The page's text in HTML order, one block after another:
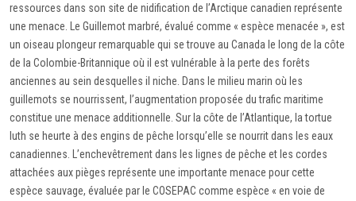
ressources dans son site de nidification de l’Arctique canadien représente
une menace. Le Guillemot marbré, évalué comme « espèce menacée », est
un oiseau plongeur remarquable qui se trouve au Canada le long de la côte
de la Colombie-Britannique où il est vulnérable à la perte des forêts
anciennes au sein desquelles il niche. Dans le milieu marin où les
guillemots se nourrissent, l’augmentation proposée du trafic maritime
constitue une menace additionnelle. Sur la côte de l’Atlantique, la tortue
luth se heurte à des engins de pêche lorsqu’elle se nourrit dans les eaux
canadiennes. L’enchevêtrement dans les lignes de pêche et les cordes
attachées aux pièges représente une importante menace pour cette
espèce sauvage, évaluée par le COSEPAC comme espèce « en voie de